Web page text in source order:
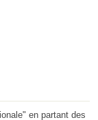
en partant des